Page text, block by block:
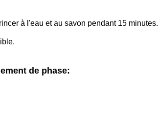
à l'eau et au savon pendant 15 minutes.
de phase: